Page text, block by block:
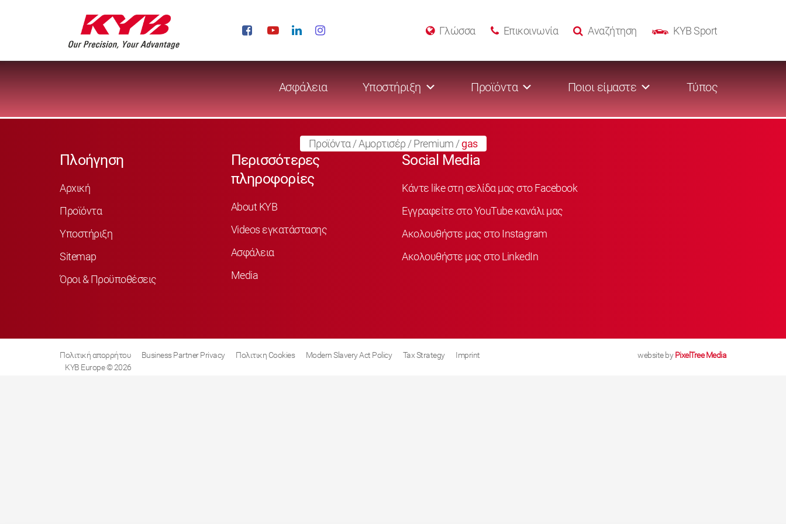
KYB Sport
Αναζήτηση
Επικοινωνία
Γλώσσα
Ασφάλεια Υποστήριξη Προϊόντα Ποιοι είμαστε Τύπος
Προϊόντα /Αμορτισέρ /Premium /gas
Πλοήγηση
Αρχική
Προϊόντα
Υποστήριξη
Sitemap
Όροι & Προϋποθέσεις
Περισσότερες
πληροφορίες
About KYB
Videos εγκατάστασης
Ασφάλεια
Media
Social Media
Κάντε like στη σελίδα μας στο Facebook
Εγγραφείτε στο YouTube κανάλι μας
Ακολουθήστε μας στο Instagram
Ακολουθήστε μας στο LinkedIn
Πολιτική απορρήτου Business Partner Privacy Πολιτικη Cookies Modern Slavery Act Policy Tax Strategy
Imprint
KYB Europe © 2026
website byPixelTree Media